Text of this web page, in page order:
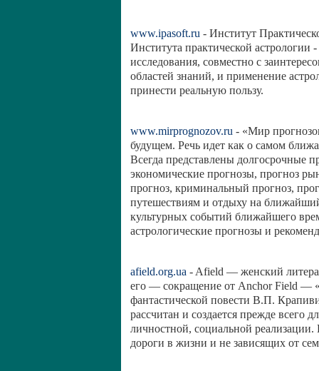
www.ipasoft.ru - Институт
Института практической астрологии
исследования, совместно с
областей знаний, и применение
принести реальную пользу.
www.mirprognozov.ru - «Мир
будущем. Речь идет как о самом
Всегда представлены долгосрочные
экономические прогнозы, прогноз
прогноз, криминальный прогноз,
путешествиям и отдыху на
культурных событий ближайшего
астрологические прогнозы и
afield.org.ua - Afield — женский
его — сокращение от Anchor Field —
фантастической повести В.П.
рассчитан и создается прежде всего
личностной, социальной
дороги в жизни и не зависящих от